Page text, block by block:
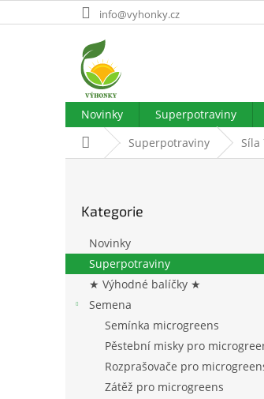
na
info@vyhonky.cz
Novinky Superpotraviny
Domů Superpotraviny Síla
a
n
kategorie
Kategorie
Novinky
Superpotraviny
★ Výhodné balíčky ★
Semena
Semínka microgreens
Pěstební misky pro
Rozprašovače pro
Zátěž pro microgreens